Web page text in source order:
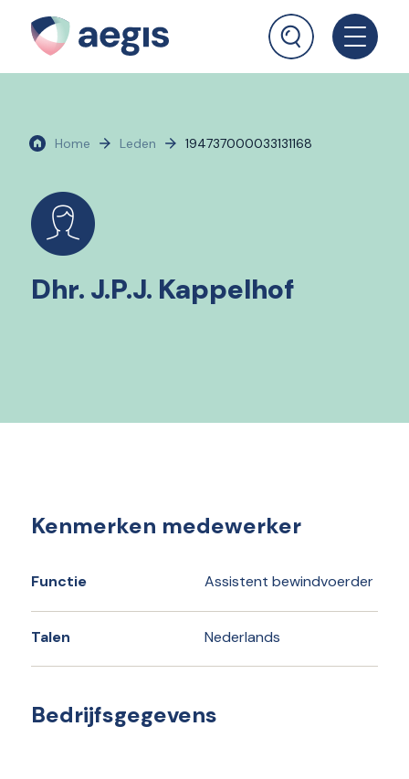
Home Leden 194737000033131168
Dhr. J.P.J. Kappelhof
Kenmerken medewerker
Functie Assistent bewindvoerder
Talen Nederlands
Bedrijfsgegevens